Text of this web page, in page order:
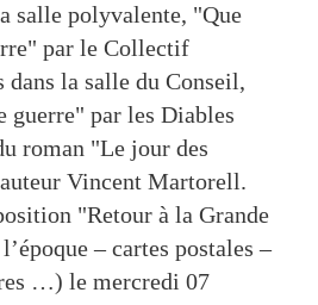
salle polyvalente, "Que
par le Collectif
dans la salle du Conseil,
guerre" par les Diables
roman "Le jour des
Vincent Martorell.
"Retour à la Grande
– cartes postales –
…) le mercredi 07